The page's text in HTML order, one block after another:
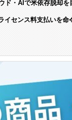
ド・AIで米依存脱却を
イセンス料支払いを命